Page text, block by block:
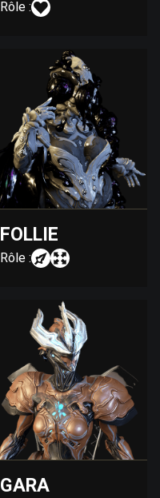
Rôle :
FOLLIE
Rôle :
GARA